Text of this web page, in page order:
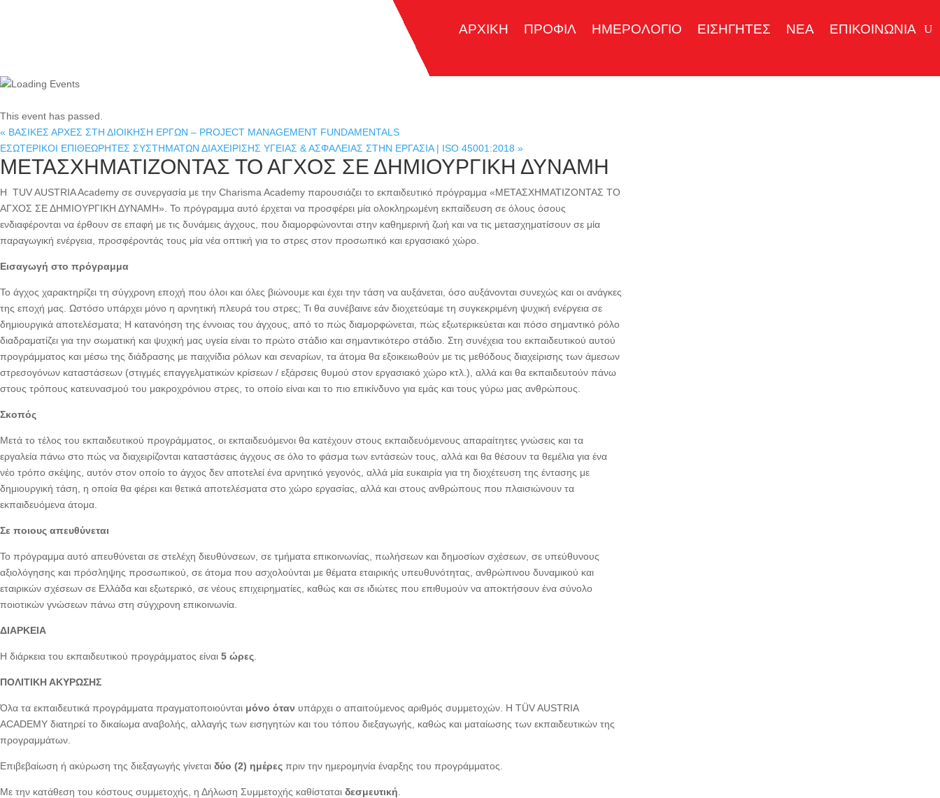
ΑΡΧΙΚΗ ΠΡΟΦΙΛ ΗΜΕΡΟΛΟΓΙΟ ΕΙΣΗΓΗΤΕΣ ΝΕΑ ΕΠΙΚΟΙΝΩΝΙΑ
This event has passed.
« ΒΑΣΙΚΕΣ ΑΡΧΕΣ ΣΤΗ ΔΙΟΙΚΗΣΗ ΕΡΓΩΝ – PROJECT MANAGEMENT FUNDAMENTALS
ΕΣΩΤΕΡΙΚΟΙ ΕΠΙΘΕΩΡΗΤΕΣ ΣΥΣΤΗΜΑΤΩΝ ΔΙΑΧΕΙΡΙΣΗΣ ΥΓΕΙΑΣ & ΑΣΦΑΛΕΙΑΣ ΣΤΗΝ ΕΡΓΑΣΙΑ | ISO 45001:2018 »
ΜΕΤΑΣΧΗΜΑΤΙΖΟΝΤΑΣ ΤΟ ΑΓΧΟΣ ΣΕ ΔΗΜΙΟΥΡΓΙΚΗ ΔΥΝΑΜΗ
H TUV AUSTRIA Academy σε συνεργασία με την Charisma Academy παρουσιάζει το εκπαιδευτικό πρόγραμμα «ΜΕΤΑΣΧΗΜΑΤΙΖΟΝΤΑΣ ΤΟ
ΑΓΧΟΣ ΣΕ ΔΗΜΙΟΥΡΓΙΚΗ ΔΥΝΑΜΗ». Το πρόγραμμα αυτό έρχεται να προσφέρει μία ολοκληρωμένη εκπαίδευση σε όλους όσους
ενδιαφέρονται να έρθουν σε επαφή με τις δυνάμεις άγχους, που διαμορφώνονται στην καθημερινή ζωή και να τις μετασχηματίσουν σε μία
παραγωγική ενέργεια, προσφέροντάς τους μία νέα οπτική για το στρες στον προσωπικό και εργασιακό χώρο.
Εισαγωγή στο πρόγραμμα
Το άγχος χαρακτηρίζει τη σύγχρονη εποχή που όλοι και όλες βιώνουμε και έχει την τάση να αυξάνεται, όσο αυξάνονται συνεχώς και οι ανάγκες
της εποχή μας. Ωστόσο υπάρχει μόνο η αρνητική πλευρά του στρες; Τι θα συνέβαινε εάν διοχετεύαμε τη συγκεκριμένη ψυχική ενέργεια σε
δημιουργικά αποτελέσματα; Η κατανόηση της έννοιας του άγχους, από το πώς διαμορφώνεται, πώς εξωτερικεύεται και πόσο σημαντικό ρόλο
διαδραματίζει για την σωματική και ψυχική μας υγεία είναι το πρώτο στάδιο και σημαντικότερο στάδιο. Στη συνέχεια του εκπαιδευτικού αυτού
προγράμματος και μέσω της διάδρασης με παιχνίδια ρόλων και σεναρίων, τα άτομα θα εξοικειωθούν με τις μεθόδους διαχείρισης των άμεσων
στρεσογόνων καταστάσεων (στιγμές επαγγελματικών κρίσεων / εξάρσεις θυμού στον εργασιακό χώρο κτλ.), αλλά και θα εκπαιδευτούν πάνω
στους τρόπους κατευνασμού του μακροχρόνιου στρες, το οποίο είναι και το πιο επικίνδυνο για εμάς και τους γύρω μας ανθρώπους.
Σκοπός
Μετά το τέλος του εκπαιδευτικού προγράμματος, οι εκπαιδευόμενοι θα κατέχουν στους εκπαιδευόμενους απαραίτητες γνώσεις και τα
εργαλεία πάνω στο πώς να διαχειρίζονται καταστάσεις άγχους σε όλο το φάσμα των εντάσεών τους, αλλά και θα θέσουν τα θεμέλια για ένα
νέο τρόπο σκέψης, αυτόν στον οποίο το άγχος δεν αποτελεί ένα αρνητικό γεγονός, αλλά μία ευκαιρία για τη διοχέτευση της έντασης με
δημιουργική τάση, η οποία θα φέρει και θετικά αποτελέσματα στο χώρο εργασίας, αλλά και στους ανθρώπους που πλαισιώνουν τα
εκπαιδευόμενα άτομα.
Σε ποιους απευθύνεται
Το πρόγραμμα αυτό απευθύνεται σε στελέχη διευθύνσεων, σε τμήματα επικοινωνίας, πωλήσεων και δημοσίων σχέσεων, σε υπεύθυνους
αξιολόγησης και πρόσληψης προσωπικού, σε άτομα που ασχολούνται με θέματα εταιρικής υπευθυνότητας, ανθρώπινου δυναμικού και
εταιρικών σχέσεων σε Ελλάδα και εξωτερικό, σε νέους επιχειρηματίες, καθώς και σε ιδιώτες που επιθυμούν να αποκτήσουν ένα σύνολο
ποιοτικών γνώσεων πάνω στη σύγχρονη επικοινωνία.
ΔΙΑΡΚΕΙΑ
Η διάρκεια του εκπαιδευτικού προγράμματος είναι 5 ώρες
ΠΟΛΙΤΙΚΗ ΑΚΥΡΩΣΗΣ
Όλα τα εκπαιδευτικά προγράμματα πραγματοποιούνται μόνο όταν υπάρχει ο απαιτούμενος αριθμός συμμετοχών. Η TÜV AUSTRIA
ACADEMY διατηρεί το δικαίωμα αναβολής, αλλαγής των εισηγητών και του τόπου διεξαγωγής, καθώς και ματαίωσης των εκπαιδευτικών της
προγραμμάτων.
Επιβεβαίωση ή ακύρωση της διεξαγωγής γίνεται δύο (2) ημέρες πριν την ημερομηνία έναρξης του προγράμματος.
Με την κατάθεση του κόστους συμμετοχής, η Δήλωση Συμμετοχής καθίσταται δεσμευτική